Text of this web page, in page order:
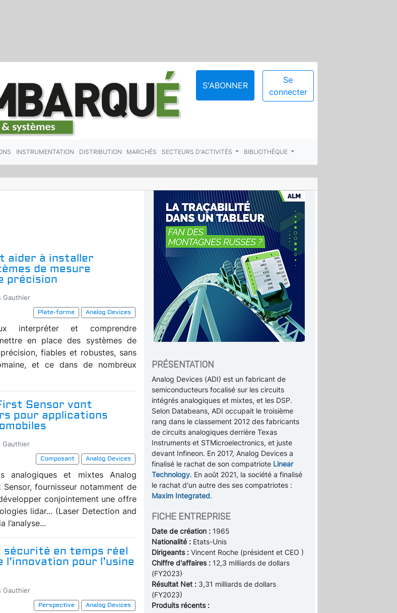
S'ABONNER
Se
connecter
INSTRUMENTATION DISTRIBUTION MARCHÉS SECTEURS D'ACTIVITÉS BIBLIOTHÈQUE
aider à installer
de mesure
précision
Gauthier
Plate-forme
Analog Devices
interpréter et comprendre
en place des systèmes de
fiables et robustes, sans
et ce dans de nombreux
Sensor vont
pour applications
Gauthier
Composant
Analog Devices
analogiques et mixtes Analog
fournisseur notamment de
conjointement une offre
lidar... (Laser Detection and
l’analyse...
en temps réel
pour l’usine
Gauthier
Perspective
Analog Devices
PRÉSENTATION
Analog Devices (ADI) est un fabricant de
semiconducteurs focalisé sur les circuits
intégrés analogiques et mixtes, et les DSP.
Selon Databeans, ADI occupait le troisième
rang dans le classement 2012 des fabricants
de circuits analogiques derrière Texas
Instruments et STMicroelectronics, et juste
devant Infineon. En 2017, Analog Devices a
finalisé le rachat de son compatriote Linear
Technology. En août 2021, la société a finalisé
le rachat d'un autre des ses compatriotes :
Maxim Integrated.
FICHE ENTREPRISE
Date de création : 1965
Nationalité : Etats-Unis
Dirigeants : Vincent Roche (président et CEO )
Chiffre d'affaires : 12,3 milliards de dollars
(FY2023)
Résultat Net : 3,31 milliards de dollars
(FY2023)
Produits récents :